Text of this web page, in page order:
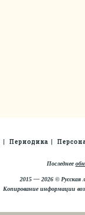
Периодика
Последнее
2015 — 2026 © Русская
Копирование информации